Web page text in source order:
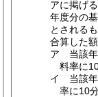
アに掲げ
年度分の
とされる
合算した額
ア 当該年
料率に
イ 当該年
率に10